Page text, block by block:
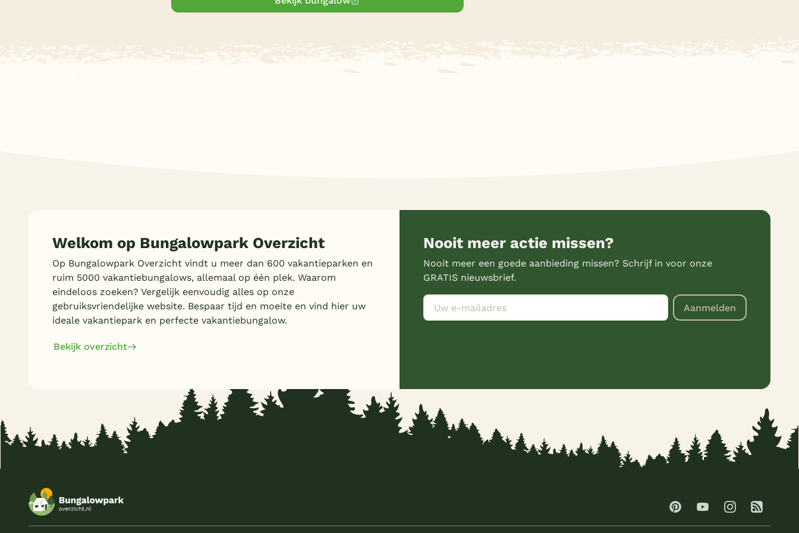
Welkom op Bungalowpark Overzicht
Op Bungalowpark Overzicht vindt u meer dan 600 vakantieparken en
ruim 5000 vakantiebungalows, allemaal op één plek. Waarom
eindeloos zoeken? Vergelijk eenvoudig alles op onze
gebruiksvriendelijke website. Bespaar tijd en moeite en vind hier uw
ideale vakantiepark en perfecte vakantiebungalow.
Bekijk overzicht
Nooit meer actie missen?
Nooit meer een goede aanbieding missen? Schrijf in voor onze
GRATIS nieuwsbrief.
Aanmelden